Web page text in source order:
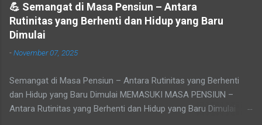
💪 Semangat di Masa Pensiun – Antara
Rutinitas yang Berhenti dan Hidup yang Baru
Dimulai
-November 07, 2025
Semangat di Masa Pensiun – Antara Rutinitas yang Berhenti
dan Hidup yang Baru Dimulai MEMASUKI MASA PENSIUN –
Antara Rutinitas yang Berhenti dan Hidup yang Baru Dimulai